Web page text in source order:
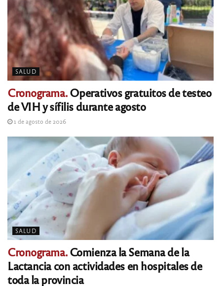
SALUD
Cronograma.Operativos gratuitos de testeo
de VIH y sífilis durante agosto
1 de agosto de 2026
SALUD
Cronograma.Comienza la Semana de la
Lactancia con actividades en hospitales de
toda la provincia